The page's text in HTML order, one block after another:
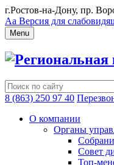
г.Ростов-на-Дону, пр.
Аа Версия для
Menu
Региональная
8 (863) 250 97 40
О компании
Органы
Совет
Топ-